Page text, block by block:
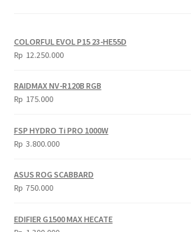
COLORFUL EVOL P15 23-HE55D
Rp 12.250.000
RAIDMAX NV-R120B RGB
Rp 175.000
FSP HYDRO Ti PRO 1000W
Rp 3.800.000
ASUS ROG SCABBARD
Rp 750.000
EDIFIER G1500 MAX HECATE